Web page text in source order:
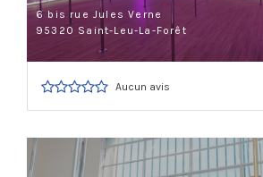
6 bis rue Jules Verne
95320 Saint-Leu-La-Forêt
Aucun avis